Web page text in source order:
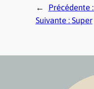
← Précédente :
Suivante : Super